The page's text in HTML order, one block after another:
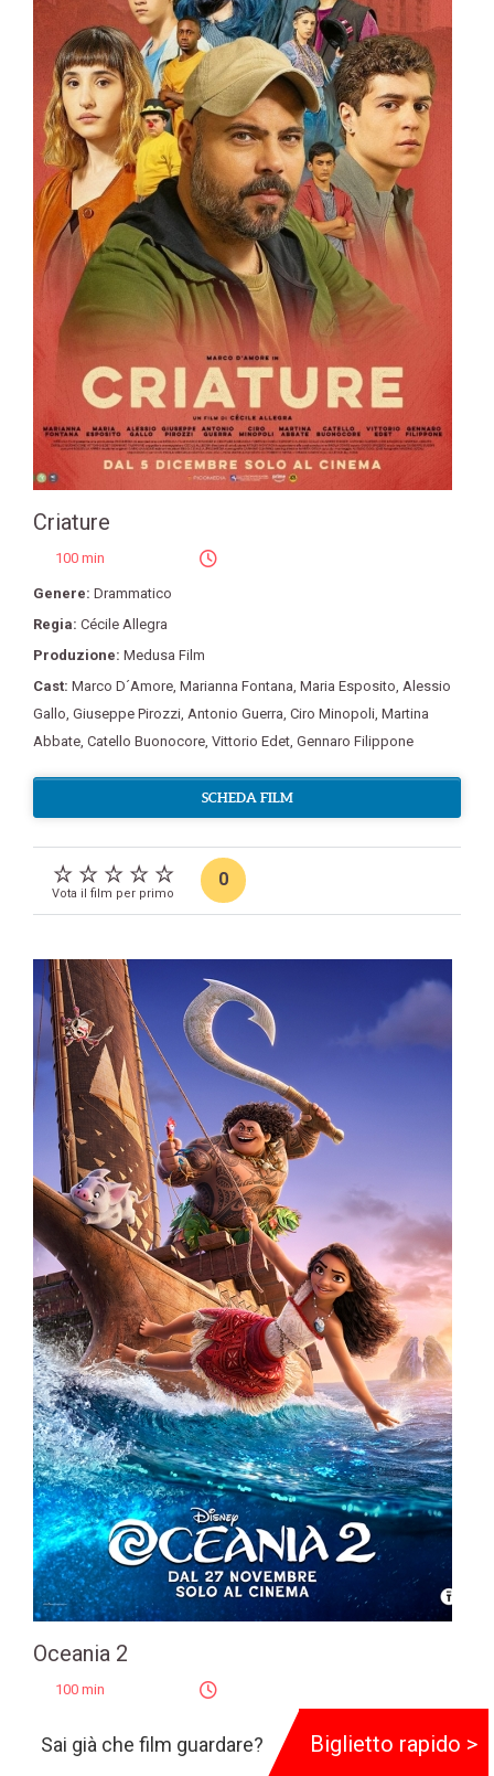
Criature
100 min
Genere: Drammatico
Regia: Cécile Allegra
Produzione: Medusa Film
Cast: Marco D´Amore Marianna Fontana Maria Esposito Alessio
Gallo Giuseppe Pirozzi Antonio Guerra Ciro Minopoli Martina
Abbate Catello Buonocore Vittorio Edet Gennaro Filippone
SCHEDA FILM
Vota il film per primo
0
Oceania 2
100 min
Regia:David G. Derrick Jr.,Jason Hand
Sai già che film guardare? Biglietto rapido >